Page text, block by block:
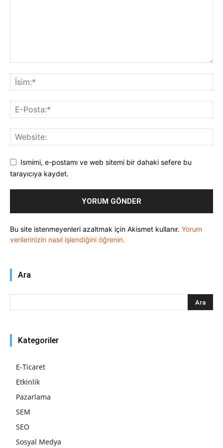
Ismimi, e-postamı ve web sitemi bir dahaki sefere bu
tarayıcıya kaydet.
Bu site istenmeyenleri azaltmak için Akismet kullanır. Yorum
verilerinizin nasıl işlendiğini öğrenin.
Ara
Kategoriler
E-Ticaret
Etkinlik
Pazarlama
SEM
SEO
Sosyal Medya